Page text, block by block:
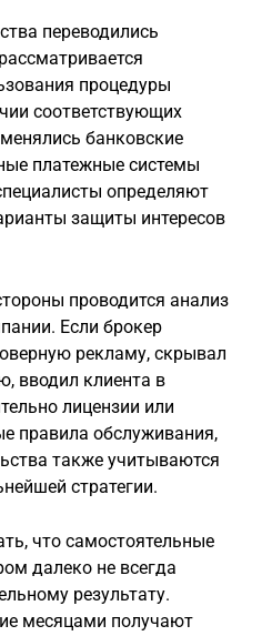
переводились
процедуры
соответствующих
банковские
платежные системы
определяют
защиты интересов
проводится анализ
Если брокер
рекламу, скрывал
вводил клиента в
лицензии или
правила обслуживания,
также учитываются
стратегии.
что самостоятельные
далеко не всегда
результату.
месяцами получают